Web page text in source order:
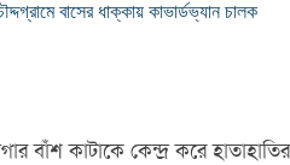
বাসের ধাক্কায় কাভার্ডভ্যান চালক
বাঁশ কাটাকে কেন্দ্র করে হাতাহাতির